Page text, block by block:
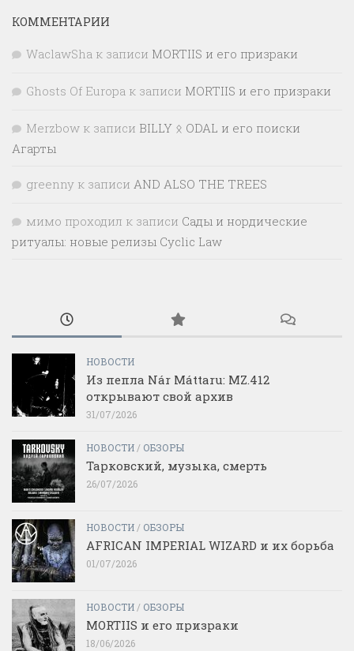
КОММЕНТАРИИ
WaclawSha к записи MORTIIS и его призраки
Ghosts Of Europa к записи MORTIIS и его призраки
Merzbow к записи BILLY ᛟ ODAL и его поиски
Агарты
greenny к записи AND ALSO THE TREES
мимо проходил к записи Сады и нордические
ритуалы: новые релизы Cyclic Law
НОВОСТИ
Из пепла Nár Máttaru: MZ.412
открывают свой архив
31/07/2026
НОВОСТИ/ ОБЗОРЫ
Тарковский, музыка, смерть
26/07/2026
НОВОСТИ/ ОБЗОРЫ
AFRICAN IMPERIAL WIZARD и их борьба
01/07/2026
НОВОСТИ/ ОБЗОРЫ
MORTIIS и его призраки
18/06/2026